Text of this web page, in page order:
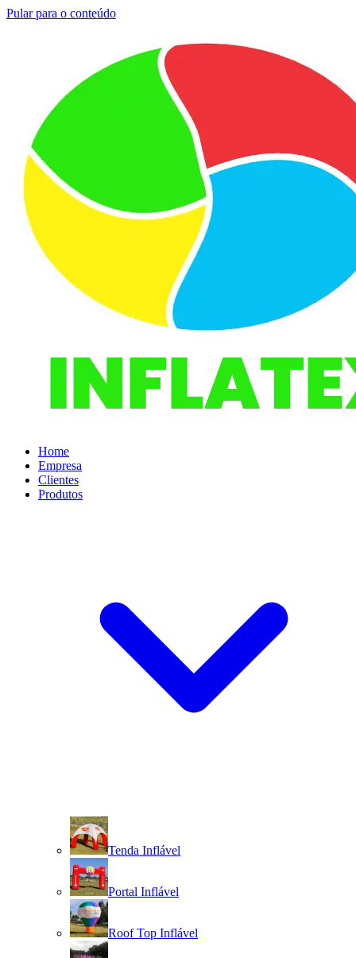
Pular para o conteúdo
Home
Empresa
Clientes
Produtos
Tenda Inflável
Portal Inflável
Roof Top Inflável